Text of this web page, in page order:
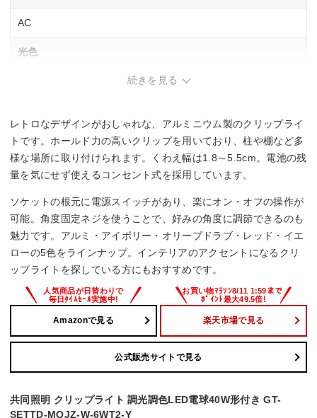
AC
光色
–
–
消費電力
–
続きを見る
レトロなデザインがおしゃれな、アルミニウム製のクリップライ
トです。ホールド力の高いクリップを用いており、柱や棚など多
様な場所に取り付けられます。くわえ幅は1.8～5.5cm。電池の残
量を気にせず使えるコンセント式を採用しています。
ソケットの根元に電源スイッチがあり、楽にオン・オフの操作が
可能。角度固定ネジを使うことで、好みの角度に調節できるのも
魅力です。アルミ・アイボリー・オリーブドラブ・レッド・イエ
ローの5色をラインナップ。インテリアのアクセントになるクリ
ップライトを探している方にもおすすめです。
Amazonで見る 楽天市場で見る
公式販売サイトで見る
共同照明 クリップライト 調光調色LED電球40W形付き GT-
SETTD-MQJZ-W-6WT2-Y